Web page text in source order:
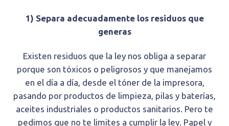
1) Separa adecuadamente los residuos que
generas
Existen residuos que la ley nos obliga a separar
porque son tóxicos o peligrosos y que manejamos
en el día a día, desde el tóner de la impresora,
pasando por productos de limpieza, pilas y baterías,
aceites industriales o productos sanitarios. Pero te
pedimos que no te limites a cumplir la ley. Papel y